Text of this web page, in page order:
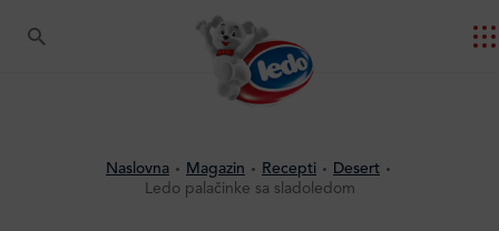
Naslovna Magazin Recepti
Desert
Ledo palačinke sa sladoledom